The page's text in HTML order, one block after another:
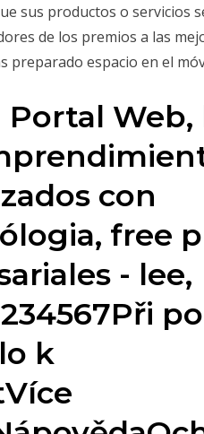
sus productos o servicios
de los premios a las
preparado espacio en el
con
free
- lee,
k